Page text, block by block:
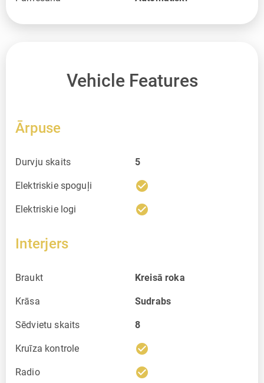
Vehicle Features
Ārpuse
Durvju skaits 5
Elektriskie spoguļi check_circle
Elektriskie logi check_circle
Interjers
Braukt Kreisā roka
Krāsa Sudrabs
Sēdvietu skaits 8
Kruīza kontrole check_circle
Radio check_circle